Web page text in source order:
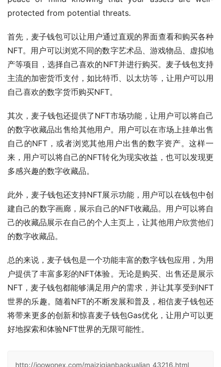
protected from potential threats.
首先，麦子钱包可以让用户通过直观的界面查看和购买各种
NFT。用户可以浏览不同的数字艺术品、游戏物品、虚拟地
产等项目，选择自己喜欢的NFT并进行购买。麦子钱包支持
主流的加密货币支付，如比特币、以太坊等，让用户可以用
自己喜欢的数字货币购买NFT。
其次，麦子钱包还提供了NFT市场功能，让用户可以将自己
的数字收藏品出售给其他用户。用户可以在市场上挂单出售
自己的NFT，或者浏览其他用户出售的数字资产。这样一
来，用户可以将自己的NFT转化为现实收益，也可以发现更
多感兴趣的数字收藏品。
此外，麦子钱包还支持NFT展示功能，用户可以在钱包中创
建自己的数字画廊，展示自己的NFT收藏品。用户可以将自
己的收藏品展示在自己的个人主页上，让其他用户欣赏他们
的数字收藏品。
总的来说，麦子钱包是一个功能丰富的数字钱包应用，为用
户提供了丰富多彩的NFT体验。无论是购买、出售还是展示
NFT，麦子钱包都能够满足用户的需求，并让其享受到NFT
世界的乐趣。随着NFT的不断发展和普及，相信麦子钱包还
将带来更多的创新和惊喜麦子钱包Gas优化，让用户可以更
好地探索和体验NFT世界的无限可能性。
http://joowonex.com/maiziqianbaokualian_43216.html